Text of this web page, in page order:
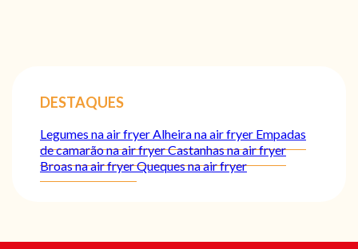
DESTAQUES
Legumes na air fryer Alheira na air fryer Empadas
de camarão na air fryerCastanhas na air fryer
Broas na air fryerQueques na air fryer